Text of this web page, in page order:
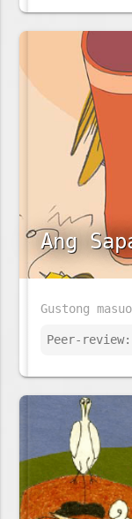
Ang
Peer-review: